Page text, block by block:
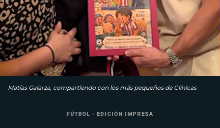
Matías Galarza, compartiendo con los más pequeños de Clínicas
FÚTBOL - EDICIÓN IMPRESA